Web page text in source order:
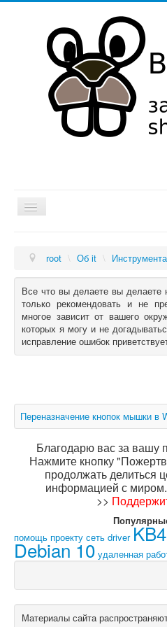
Мысли в слух
Об it
Увлечения
О книгах
root \ Об it \
Все что вы делаете вы делаете
только рекомендовать и не
многое зависит от вашего
которых я могу и не
исправление ошибок
Переназначение кнопок мышки в
Благодарю вас за вашу
Нажмите кнопку
продолжать делиться
информацией с миром.
>>
помощь проекту сеть driver
Debian 10 удаленная
Материалы сайта